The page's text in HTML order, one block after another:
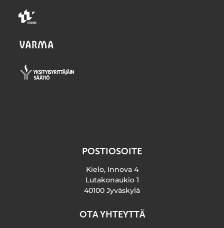
POSTIOSOITE
Kielo, Innova 4
Lutakonaukio 1
40100 Jyväskylä
OTA YHTEYTTÄ